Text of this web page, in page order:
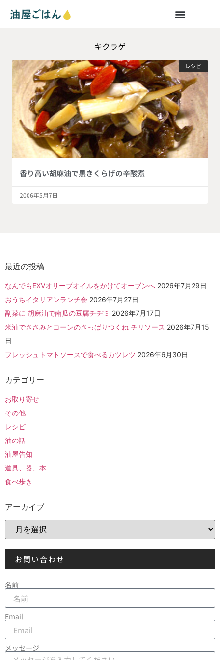
キクラゲ
レシピ
香り高い胡麻油で黒きくらげの辛酸煮
2006年5月7日
最近の投稿
なんでもEXVオリーブオイルをかけてオーブンへ 2026年7月29日
おうちイタリアンランチ会 2026年7月27日
副菜に 胡麻油で南瓜の豆腐チヂミ 2026年7月17日
米油でささみとコーンのさっぱりつくね チリソース 2026年7月15
日
フレッシュトマトソースで食べるカツレツ 2026年6月30日
カテゴリー
お取り寄せ
その他
レシピ
油の話
油屋告知
道具、器、本
食べ歩き
アーカイブ
お問い合わせ
名前
Email
メッセージ